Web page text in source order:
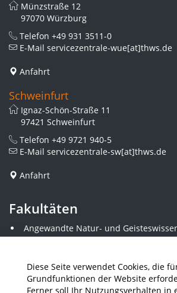
Diese Seite verwendet Cookies, die
Grundfunktionen der Website
Ferner soll Ihr Nutzungsverhalten in
Münzstraße 12
97070 Würzburg
Telefon +49 931 3511-0
E-Mail servicezentrale-wue[at]thws.de
Anfahrt
Schweinfurt
Ignaz-Schön-Straße 11
97421 Schweinfurt
Telefon +49 9721 940-5
E-Mail servicezentrale-sw[at]thws.de
Anfahrt
Fakultäten
Angewandte Natur- und
Angewandte Sozialwissenschaften
Elektrotechnik
Gestaltung
Informatik und Wirtschaftsinformatik